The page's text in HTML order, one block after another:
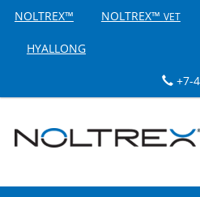
NOLTREX™ NOLTREX™ VET
HYALLONG
+7-